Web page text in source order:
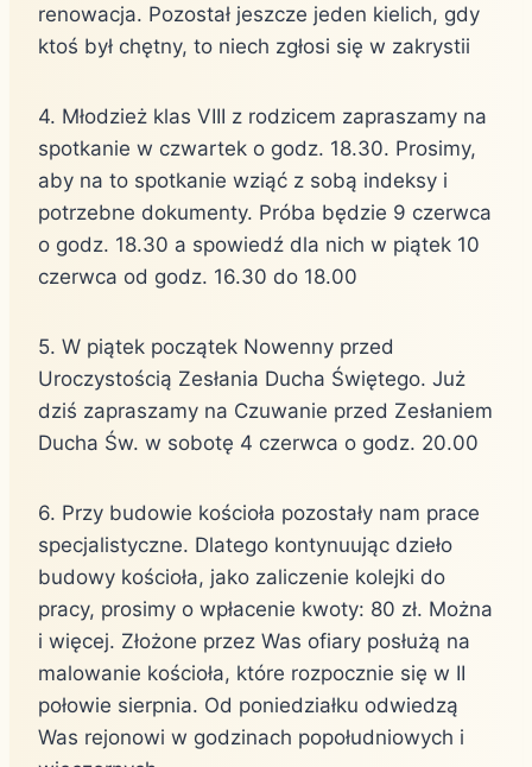
renowacja. Pozostał jeszcze jeden kielich, gdy
ktoś był chętny, to niech zgłosi się w zakrystii
4. Młodzież klas VIII z rodzicem zapraszamy na
spotkanie w czwartek o godz. 18.30. Prosimy,
aby na to spotkanie wziąć z sobą indeksy i
potrzebne dokumenty. Próba będzie 9 czerwca
o godz. 18.30 a spowiedź dla nich w piątek 10
czerwca od godz. 16.30 do 18.00
5. W piątek początek Nowenny przed
Uroczystością Zesłania Ducha Świętego. Już
dziś zapraszamy na Czuwanie przed Zesłaniem
Ducha Św. w sobotę 4 czerwca o godz. 20.00
6. Przy budowie kościoła pozostały nam prace
specjalistyczne. Dlatego kontynuując dzieło
budowy kościoła, jako zaliczenie kolejki do
pracy, prosimy o wpłacenie kwoty: 80 zł. Można
i więcej. Złożone przez Was ofiary posłużą na
malowanie kościoła, które rozpocznie się w II
połowie sierpnia. Od poniedziałku odwiedzą
Was rejonowi w godzinach popołudniowych i